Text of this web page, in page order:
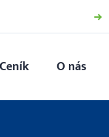
Ceník O nás